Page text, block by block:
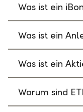
Was ist ein
Was ist ein
Was ist ein
Warum sind